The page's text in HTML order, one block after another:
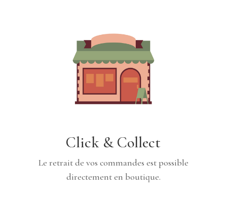
Click & Collect
Le retrait de vos commandes est possible
directement en boutique.